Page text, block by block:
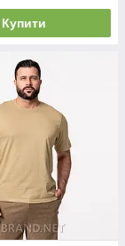
Купити